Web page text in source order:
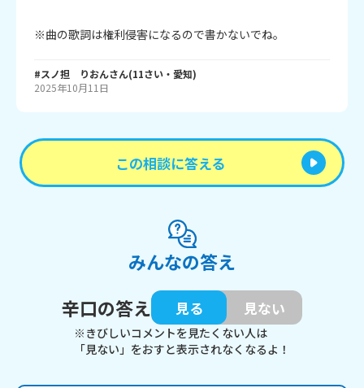
※曲の歌詞は権利侵害になるので書かないでね。
#スノ担 りおんさん(11さい・ 愛知)
2025年10月11日
この相談に答える
みんなの答え
辛口の答え
見る 見ない
※きびしいコメントを見たくない人は
「見ない」をおすと表示されなくなるよ！